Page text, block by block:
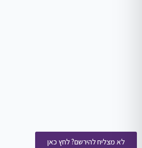
לא מצליח להירשם? לחץ כאן